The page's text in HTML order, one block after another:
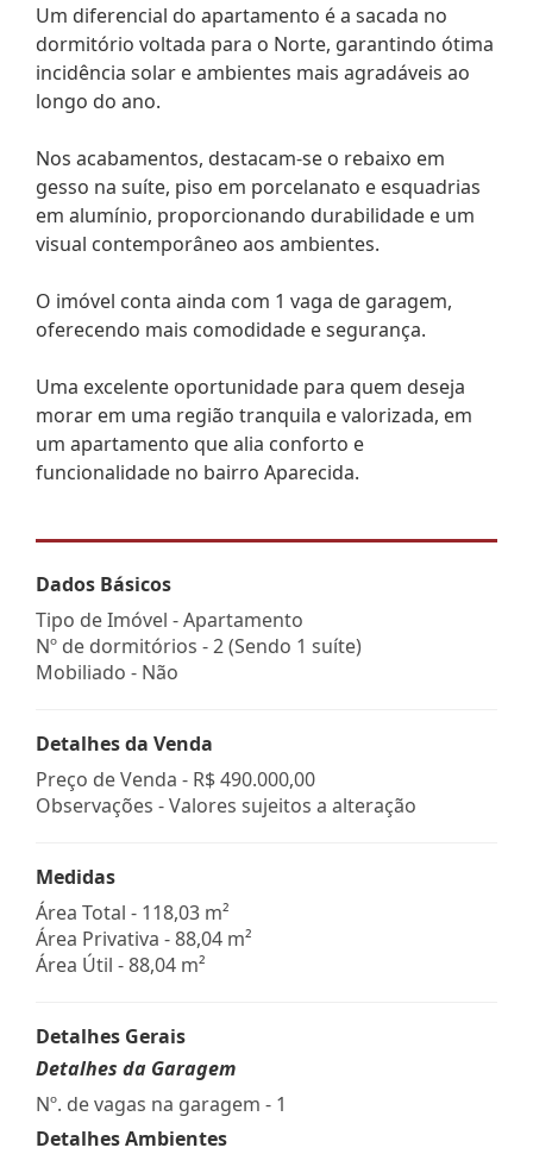
Um diferencial do apartamento é a sacada no
dormitório voltada para o Norte, garantindo ótima
incidência solar e ambientes mais agradáveis ao
longo do ano.
Nos acabamentos, destacam-se o rebaixo em
gesso na suíte, piso em porcelanato e esquadrias
em alumínio, proporcionando durabilidade e um
visual contemporâneo aos ambientes.
O imóvel conta ainda com 1 vaga de garagem,
oferecendo mais comodidade e segurança.
Uma excelente oportunidade para quem deseja
morar em uma região tranquila e valorizada, em
um apartamento que alia conforto e
funcionalidade no bairro Aparecida.
Dados Básicos
Tipo de Imóvel - Apartamento
Nº de dormitórios - 2 (Sendo 1 suíte)
Mobiliado - Não
Detalhes da Venda
Preço de Venda - R$ 490.000,00
Observações - Valores sujeitos a alteração
Medidas
Área Total - 118,03 m²
Área Privativa - 88,04 m²
Área Útil - 88,04 m²
Detalhes Gerais
Detalhes da Garagem
Nº. de vagas na garagem - 1
Detalhes Ambientes